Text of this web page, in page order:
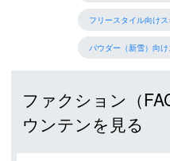
フリースタイル向け
パウダー（新雪）向
ファクション（
ウンテンを見る